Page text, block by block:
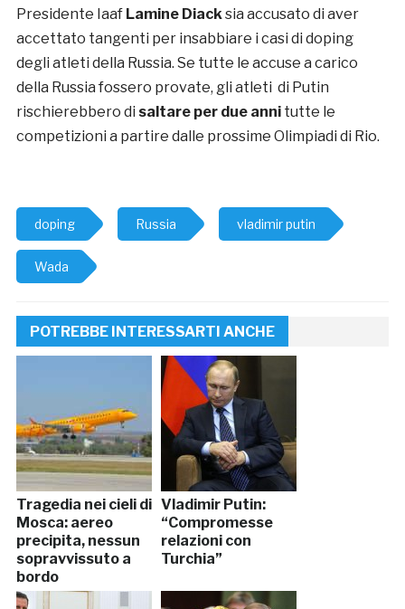
Presidente Iaaf Lamine Diacksia accusato di aver
accettato tangenti per insabbiare i casi di doping
degli atleti della Russia. Se tutte le accuse a carico
della Russia fossero provate, gli atleti di Putin
rischierebbero di saltare per due annitutte le
competizioni a partire dalle prossime Olimpiadi di Rio.
doping Russia vladimir putin
Wada
POTREBBE INTERESSARTI ANCHE
Tragedia nei cieli di
Mosca: aereo
precipita, nessun
sopravvissuto a
bordo
Vladimir Putin:
“Compromesse
relazioni con
Turchia”